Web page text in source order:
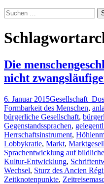
Suchen
nach:
Die
nicht
6. Januar 2015
Formbarkeit des Menschen,
bürgerliche Gesellschaft,
Gegenstandssprachen,
Herrschaftsinstrument,
Lobbykratie, Markt,
Sprachentwicklung auf
Kultur-Entwicklung,
Wechsel, Sturz des Ancien
Zeitknotenpunkte,